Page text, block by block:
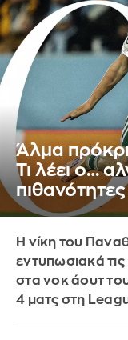
Άλμα
Τι λέει ο…
πιθανότητες
Η νίκη του
εντυπωσιακά τις
στα νοκ άουτ
4 ματς στη